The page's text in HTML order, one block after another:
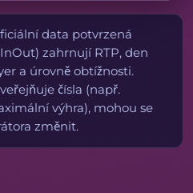
data potvrzená
zahrnují RTP, den
a úrovně obtížnosti.
čísla (např.
výhra), mohou se
změnit.